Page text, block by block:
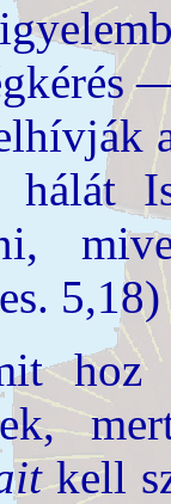
hálát
5,18)
hoz
kell